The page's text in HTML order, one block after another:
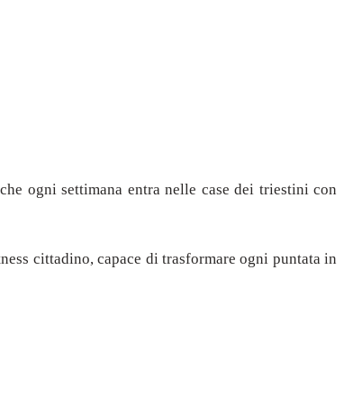
ogni settimana entra nelle case dei triestini con
cittadino, capace di trasformare ogni puntata in